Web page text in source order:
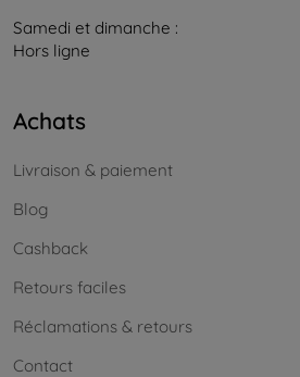
Samedi et dimanche :
Hors ligne
Achats
Livraison & paiement
Blog
Cashback
Retours faciles
Réclamations & retours
Contact